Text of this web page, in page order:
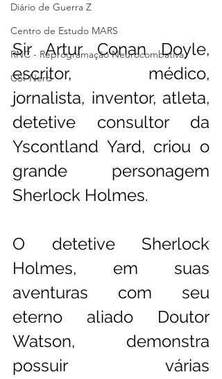
Diário de Guerra Z
Centro de Estudo MARS
RNC - Reprogramação Neurocombativa
CSI-Nerd
Sir Artur Conan Doyle,
escritor, médico,
jornalista, inventor, atleta,
detetive consultor da
Yscontland Yard, criou o
grande personagem
Sherlock Holmes.
O detetive Sherlock
Holmes, em suas
aventuras com seu
eterno aliado Doutor
Watson, demonstra
possuir várias